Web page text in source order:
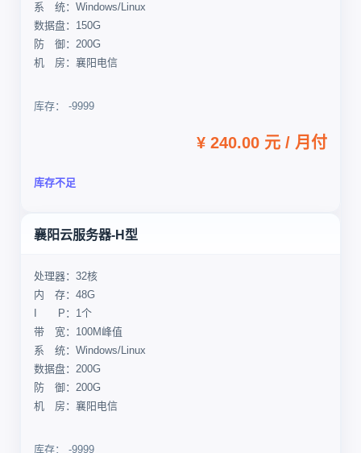
系 统：Windows/Linux
数据盘：150G
防 御：200G
机 房：襄阳电信
库存： -9999
¥ 240.00 元 / 月付
库存不足
襄阳云服务器-H型
处理器：32核
内 存：48G
I P：1个
带 宽：100M峰值
系 统：Windows/Linux
数据盘：200G
防 御：200G
机 房：襄阳电信
库存： -9999